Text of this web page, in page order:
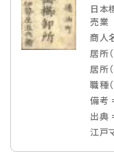
日本
売業
商人
居所
居所
職種
備考
出典
江戸